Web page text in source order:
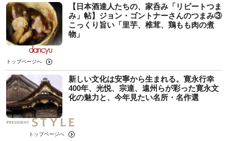
【日本酒達人たちの、家呑み「リピートつま
み」帖】ジョン・ゴントナーさんのつまみ③
こっくり旨い「里芋、椎茸、鶏もも肉の煮
物」
トップページへ
新しい文化は安寧から生まれる。寛永行幸
400年、光悦、宗達、遠州らが彩った寛永文
化の魅力と、今年見たい名所・名作選
トップページへ